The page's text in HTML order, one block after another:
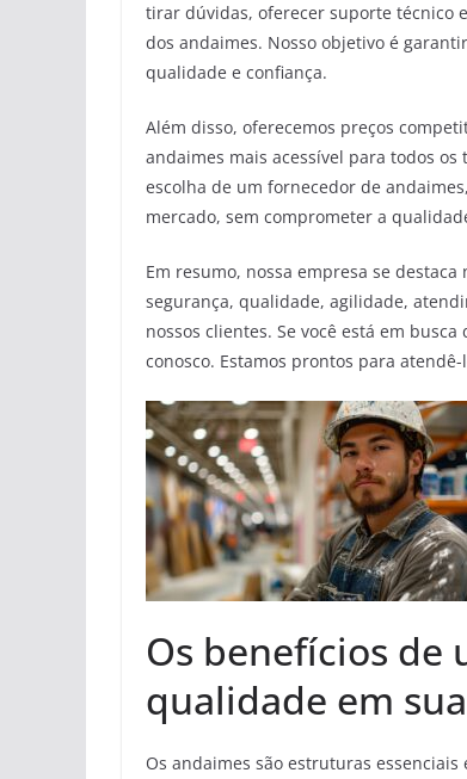
tirar dúvidas, oferecer suporte técnico
dos andaimes. Nosso objetivo é
qualidade e confiança.
Além disso, oferecemos preços
andaimes mais acessível para todos
escolha de um fornecedor de
mercado, sem comprometer a
Em resumo, nossa empresa se
segurança, qualidade, agilidade,
nossos clientes. Se você está em
conosco. Estamos prontos para
Os benefícios de
qualidade em
Os andaimes são estruturas